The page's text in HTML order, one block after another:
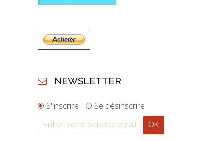
NEWSLETTER
S'inscrire Se désinscrire